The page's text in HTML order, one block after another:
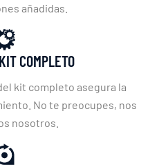
añadidas.
COMPLETO
kit completo asegura la
No te preocupes, nos
nosotros.